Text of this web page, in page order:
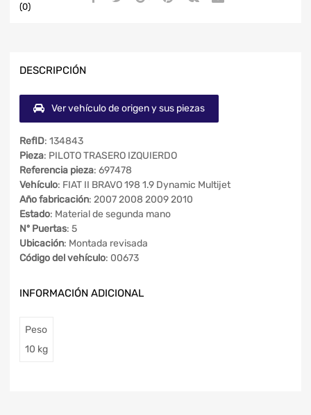
(0)
DESCRIPCIÓN
Ver vehículo de origen y sus piezas
RefID: 134843
Pieza: PILOTO TRASERO IZQUIERDO
Referencia pieza: 697478
Vehículo: FIAT II BRAVO 198 1.9 Dynamic Multijet
Año fabricación: 2007 2008 2009 2010
Estado: Material de segunda mano
Nº Puertas: 5
Ubicación: Montada revisada
Código del vehículo: 00673
INFORMACIÓN ADICIONAL
Peso
10 kg